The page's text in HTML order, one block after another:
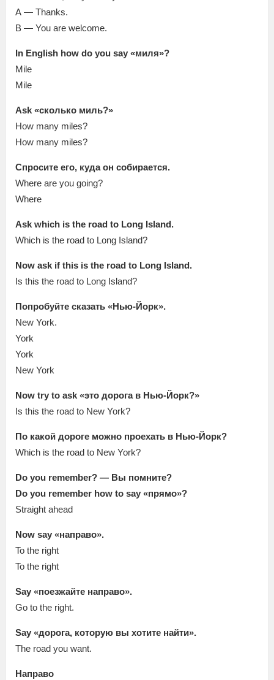
A — Thanks.
B — You are welcome.
In English how do you say «миля»?
Mile
Mile
Ask «сколько миль?»
How many miles?
How many miles?
Спросите его, куда он собирается.
Where are you going?
Where
Ask which is the road to Long Island.
Which is the road to Long Island?
Now ask if this is the road to Long Island.
Is this the road to Long Island?
Попробуйте сказать «Нью-Йорк».
New York.
York
York
New York
Now try to ask «это дорога в Нью-Йорк?»
Is this the road to New York?
По какой дороге можно проехать в Нью-Йорк?
Which is the road to New York?
Do you remember? — Вы помните?
Do you remember how to say «прямо»?
Straight ahead
Now say «направо».
To the right
To the right
Say «поезжайте направо».
Go to the right.
Say «дорога, которую вы хотите найти».
The road you want.
Направо